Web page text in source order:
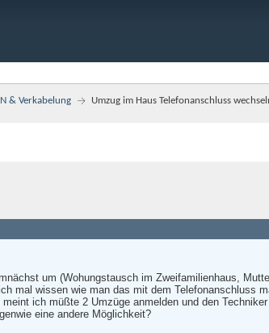
& Verkabelung Umzug im Haus Telefonanschluss
um (Wohungstausch im Zweifamilienhaus,
mal wissen wie man das mit dem Telefonanschluss
meint ich müßte 2 Umzüge anmelden und den
eine andere Möglichkeit?